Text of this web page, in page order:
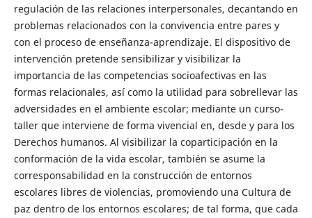
regulación de las relaciones interpersonales, decantando en
problemas relacionados con la convivencia entre pares y
con el proceso de enseñanza-aprendizaje. El dispositivo de
intervención pretende sensibilizar y visibilizar la
importancia de las competencias socioafectivas en las
formas relacionales, así como la utilidad para sobrellevar las
adversidades en el ambiente escolar; mediante un curso-
taller que interviene de forma vivencial en, desde y para los
Derechos humanos. Al visibilizar la coparticipación en la
conformación de la vida escolar, también se asume la
corresponsabilidad en la construcción de entornos
escolares libres de violencias, promoviendo una Cultura de
paz dentro de los entornos escolares; de tal forma, que cada